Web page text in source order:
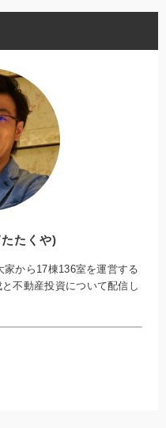
たくや)
から17棟136室を運営する
不動産投資について配信し